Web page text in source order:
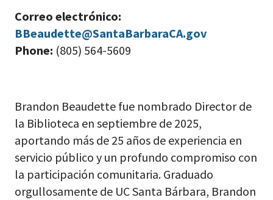
Correo electrónico:
BBeaudette@SantaBarbaraCA.gov
Phone: (805) 564-5609
Brandon Beaudette fue nombrado Director de
la Biblioteca en septiembre de 2025,
aportando más de 25 años de experiencia en
servicio público y un profundo compromiso con
la participación comunitaria. Graduado
orgullosamente de UC Santa Bárbara, Brandon